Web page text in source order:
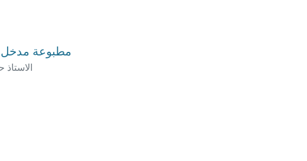
مطبوعة مدخل
الاستاذ